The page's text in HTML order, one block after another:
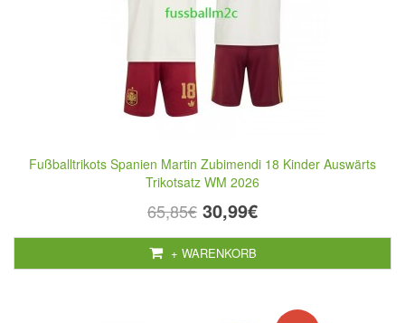
Fußballtrikots Spanien Martin Zubimendi 18 Kinder Auswärts
Trikotsatz WM 2026
65,85€ 30,99€
+ WARENKORB